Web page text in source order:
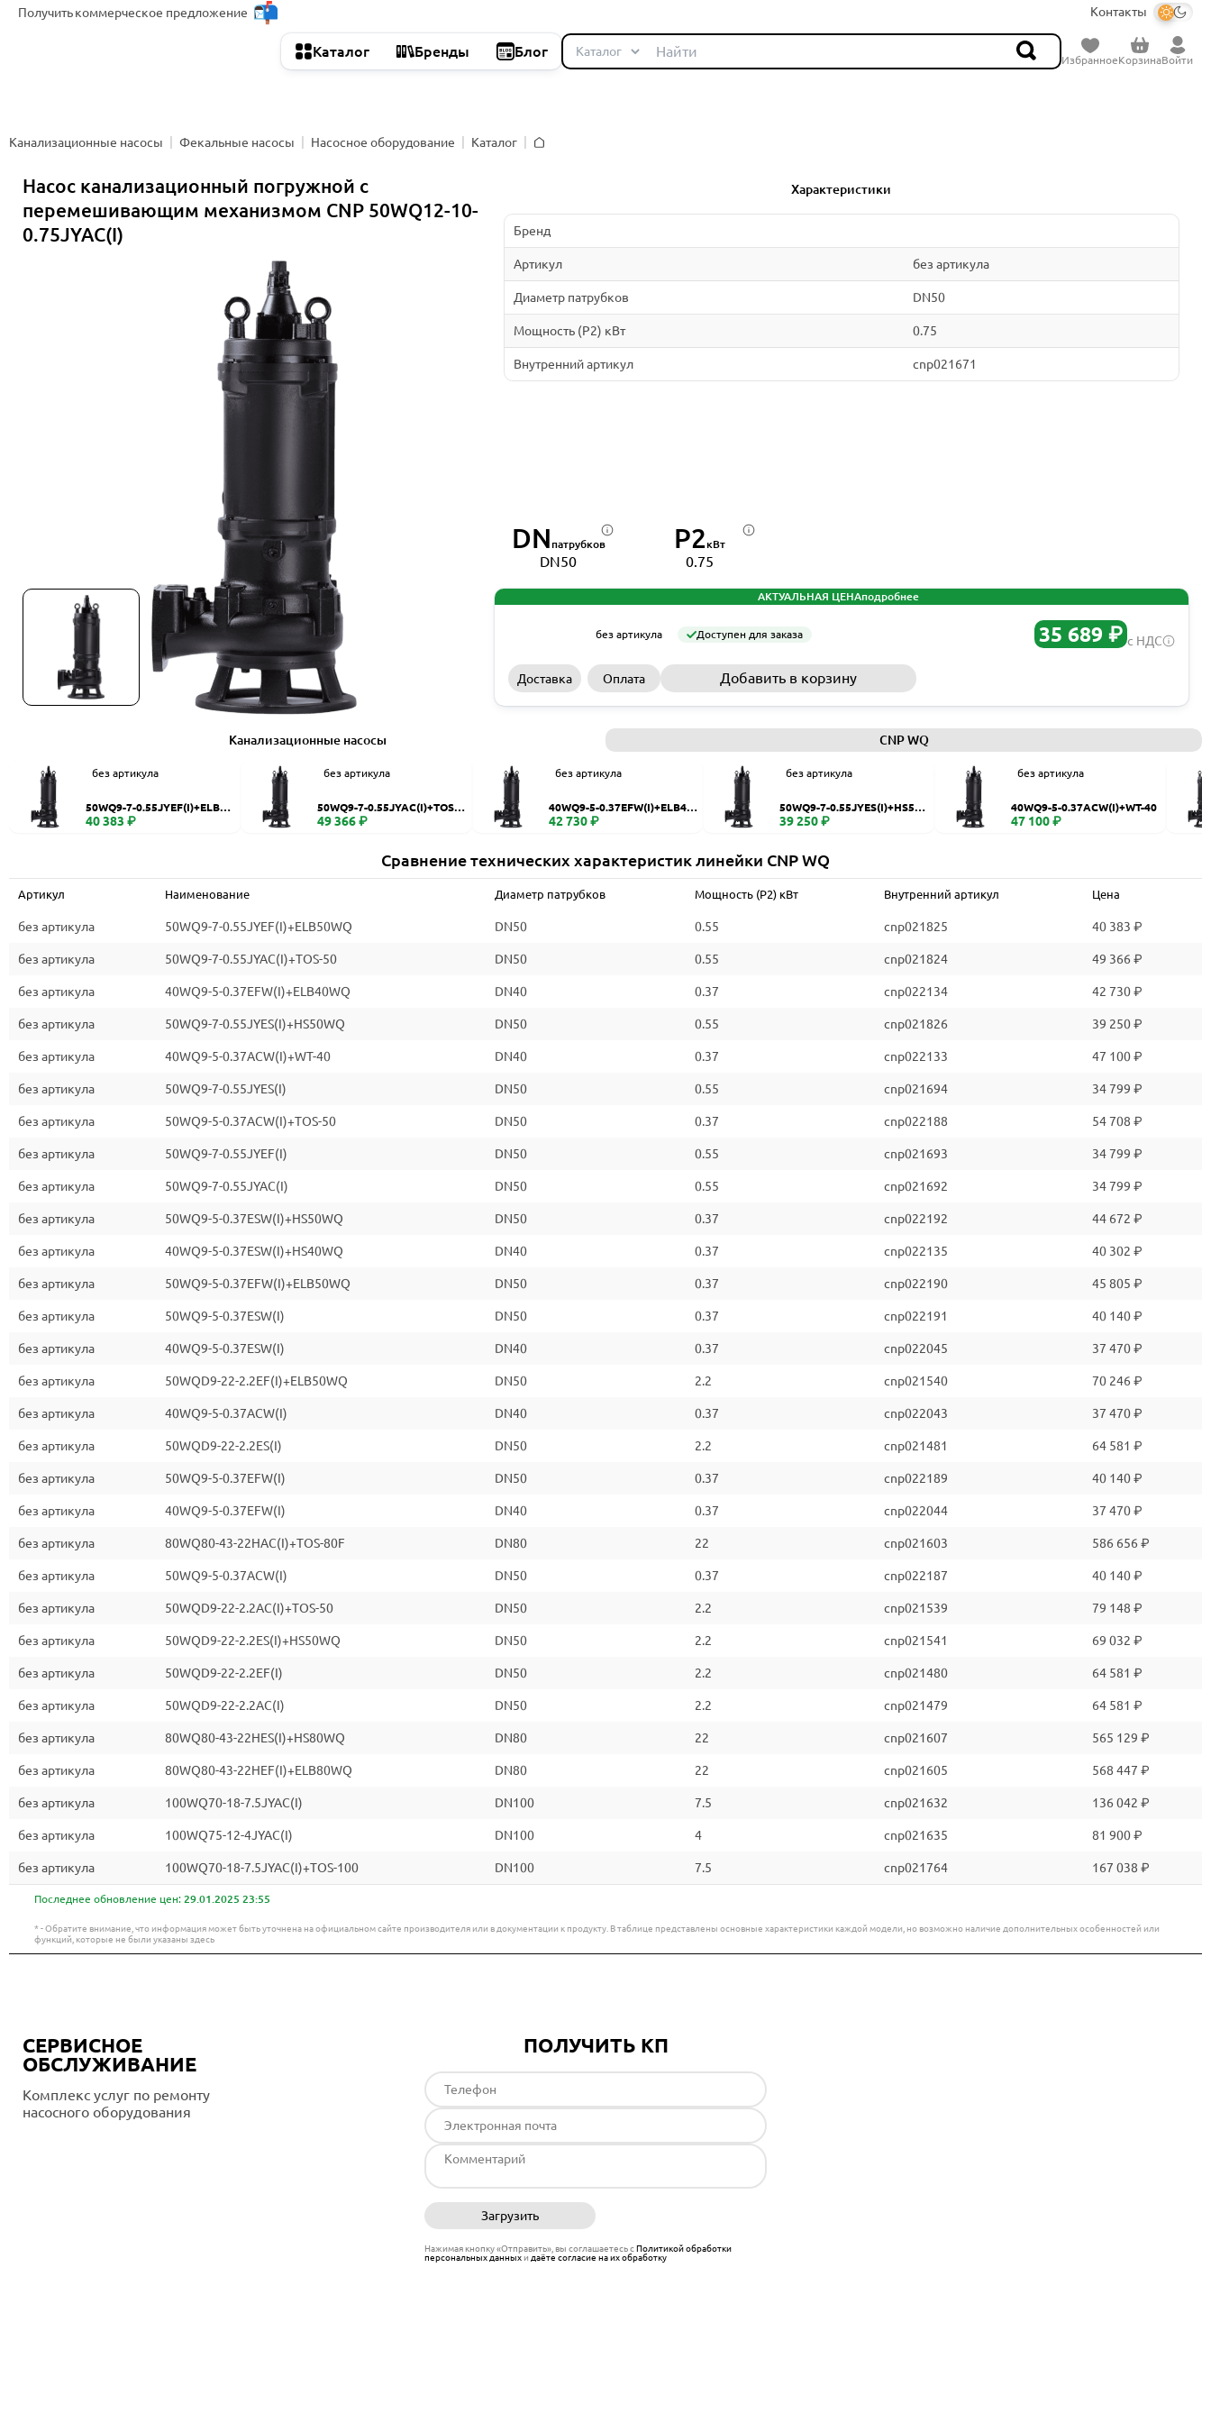
Получитькоммерческое предложение Контакты
Каталог Бренды Блог
ИзбранноеКорзинаВойти
Канализационные насосы Фекальные насосы Насосное оборудование
Каталог
Насос канализационный погружной с
перемешивающим механизмом CNP 50WQ12-10-
0.75JYAC(I)
Характеристики
Бренд
Артикул без артикула
Диаметр патрубков DN50
Мощность (P2) кВт 0.75
Внутренний артикул cnp021671
DN патрубков
DN50
P2кВт
0.75
АКТУАЛЬНАЯ ЦЕНАподробнее
без артикула Доступен для заказа 35 689 ₽ с НДС
Доставка Оплата Добавить в корзину
Канализационные насосы CNP WQ
без артикула
50WQ9-7-0.55JYEF(I)+ELB50
WQ
40 383 ₽
без артикула
50WQ9-7-0.55JYAC(I)+TOS-5
0
49 366 ₽
без артикула
40WQ9-5-0.37EFW(I)+ELB40
WQ
42 730 ₽
без артикула
50WQ9-7-0.55JYES(I)+HS50
WQ
39 250 ₽
без артикула
40WQ9-5-0.37ACW(I)+WT-40
47 100 ₽
Сравнение технических характеристик линейки CNP WQ
Артикул Наименование Диаметр патрубков Мощность (P2) кВт Внутренний артикул Цена
без артикула 50WQ9-7-0.55JYEF(I)+ELB50WQ DN50 0.55 cnp021825 40 383 ₽
без артикула 50WQ9-7-0.55JYAC(I)+TOS-50 DN50 0.55 cnp021824 49 366 ₽
без артикула 40WQ9-5-0.37EFW(I)+ELB40WQ DN40 0.37 cnp022134 42 730 ₽
без артикула 50WQ9-7-0.55JYES(I)+HS50WQ DN50 0.55 cnp021826 39 250 ₽
без артикула 40WQ9-5-0.37ACW(I)+WT-40 DN40 0.37 cnp022133 47 100 ₽
без артикула 50WQ9-7-0.55JYES(I) DN50 0.55 cnp021694 34 799 ₽
без артикула 50WQ9-5-0.37ACW(I)+TOS-50 DN50 0.37 cnp022188 54 708 ₽
без артикула 50WQ9-7-0.55JYEF(I) DN50 0.55 cnp021693 34 799 ₽
без артикула 50WQ9-7-0.55JYAC(I) DN50 0.55 cnp021692 34 799 ₽
без артикула 50WQ9-5-0.37ESW(I)+HS50WQ DN50 0.37 cnp022192 44 672 ₽
без артикула 40WQ9-5-0.37ESW(I)+HS40WQ DN40 0.37 cnp022135 40 302 ₽
без артикула 50WQ9-5-0.37EFW(I)+ELB50WQ DN50 0.37 cnp022190 45 805 ₽
без артикула 50WQ9-5-0.37ESW(I) DN50 0.37 cnp022191 40 140 ₽
без артикула 40WQ9-5-0.37ESW(I) DN40 0.37 cnp022045 37 470 ₽
без артикула 50WQD9-22-2.2EF(I)+ELB50WQ DN50 2.2 cnp021540 70 246 ₽
без артикула 40WQ9-5-0.37ACW(I) DN40 0.37 cnp022043 37 470 ₽
без артикула 50WQD9-22-2.2ES(I) DN50 2.2 cnp021481 64 581 ₽
без артикула 50WQ9-5-0.37EFW(I) DN50 0.37 cnp022189 40 140 ₽
без артикула 40WQ9-5-0.37EFW(I) DN40 0.37 cnp022044 37 470 ₽
без артикула 80WQ80-43-22HAC(I)+TOS-80F DN80 22 cnp021603 586 656 ₽
без артикула 50WQ9-5-0.37ACW(I) DN50 0.37 cnp022187 40 140 ₽
без артикула 50WQD9-22-2.2AC(I)+TOS-50 DN50 2.2 cnp021539 79 148 ₽
без артикула 50WQD9-22-2.2ES(I)+HS50WQ DN50 2.2 cnp021541 69 032 ₽
без артикула 50WQD9-22-2.2EF(I) DN50 2.2 cnp021480 64 581 ₽
без артикула 50WQD9-22-2.2AC(I) DN50 2.2 cnp021479 64 581 ₽
без артикула 80WQ80-43-22HES(I)+HS80WQ DN80 22 cnp021607 565 129 ₽
без артикула 80WQ80-43-22HEF(I)+ELB80WQ DN80 22 cnp021605 568 447 ₽
без артикула 100WQ70-18-7.5JYAC(I) DN100 7.5 cnp021632 136 042 ₽
без артикула 100WQ75-12-4JYAC(I) DN100 4 cnp021635 81 900 ₽
без артикула 100WQ70-18-7.5JYAC(I)+TOS-100 DN100 7.5 cnp021764 167 038 ₽
Последнее обновление цен: 29.01.2025 23:55
* - Обратите внимание, что информация может быть уточнена на официальном сайте производителя или в документации к продукту. В таблице представлены основные характеристики каждой модели, но возможно наличие дополнительных особенностей или
функций, которые не были указаны здесь
СЕРВИСНОЕ
ОБСЛУЖИВАНИЕ
Комплекс услуг по ремонту
насосного оборудования
ПОЛУЧИТЬ КП
Загрузить
Нажимая кнопку «Отправить», вы соглашаетесь сПолитикой обработки
персональных данныхи даёте согласие на их обработку